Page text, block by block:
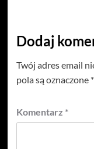
Dodaj
Twój adres email
pola są oznaczone *
Komentarz *